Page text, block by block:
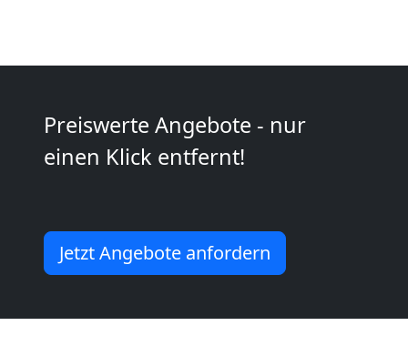
Preiswerte Angebote - nur
einen Klick entfernt!
Jetzt Angebote anfordern
National
International
Beiladung